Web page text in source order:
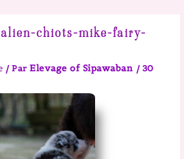
chiots-mike-fairy-
/ ParElevage of Sipawaban / 30